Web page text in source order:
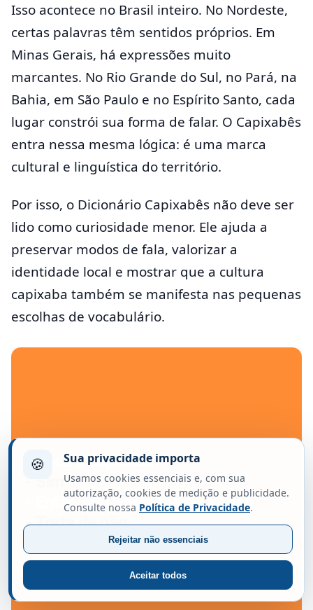
Isso acontece no Brasil inteiro. No Nordeste,
certas palavras têm sentidos próprios. Em
Minas Gerais, há expressões muito
marcantes. No Rio Grande do Sul, no Pará, na
Bahia, em São Paulo e no Espírito Santo, cada
lugar constrói sua forma de falar. O Capixabês
entra nessa mesma lógica: é uma marca
cultural e linguística do território.
Por isso, o Dicionário Capixabês não deve ser
lido como curiosidade menor. Ele ajuda a
preservar modos de fala, valorizar a
identidade local e mostrar que a cultura
capixaba também se manifesta nas pequenas
escolhas de vocabulário.
🍪 Sua privacidade importa
Usamos cookies essenciais e, com sua
autorização, cookies de medição e publicidade.
Consulte nossa Política de Privacidade.
Aceitar todos
Rejeitar não essenciais